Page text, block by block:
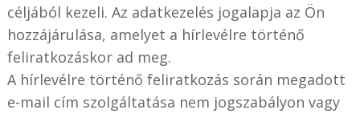
céljából kezeli. Az adatkezelés jogalapja az Ön
hozzájárulása, amelyet a hírlevélre történő
feliratkozáskor ad meg.
A hírlevélre történő feliratkozás során megadott
e-mail cím szolgáltatása nem jogszabályon vagy